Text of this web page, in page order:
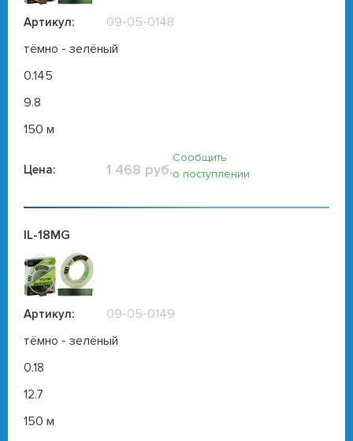
Артикул:
09-05-0148
тёмно - зелёный
0.145
9.8
150 м
Цена: 1 468 руб.
Сообщить
о поступлении
IL-18MG
Артикул:
09-05-0149
тёмно - зелёный
0.18
12.7
150 м